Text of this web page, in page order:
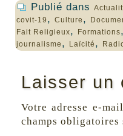
Publié dans
covit-19 , Culture ,
Fait Religieux, Formations,
journalisme , Laïcité ,
Laisser un
Votre adresse e-
champs obligatoires